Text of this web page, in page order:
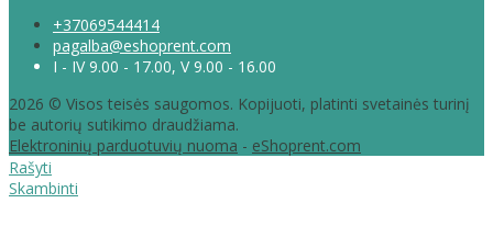
+37069544414
pagalba@eshoprent.com
I - IV 9.00 - 17.00, V 9.00 - 16.00
2026 © Visos teisės saugomos. Kopijuoti, platinti svetainės turinį
be autorių sutikimo draudžiama.
Elektroninių parduotuvių nuoma - eShoprent.com
Rašyti
Skambinti